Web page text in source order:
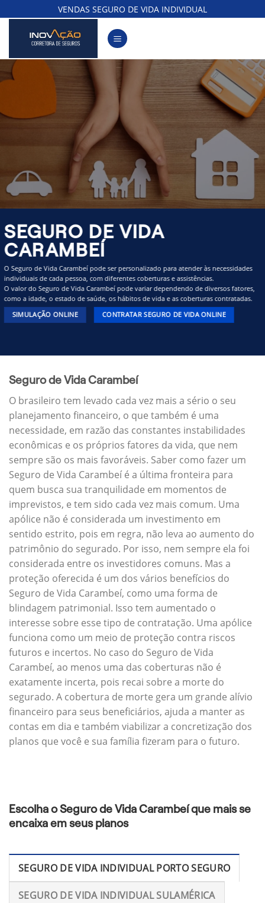
to
content
VENDAS SEGURO DE VIDA INDIVIDUAL
SEGURO DE VIDA
CARAMBEÍ
O Seguro de Vida Carambeí pode ser personalizado para atender às necessidades
individuais de cada pessoa, com diferentes coberturas e assistências.
O valor do Seguro de Vida Carambeí pode variar dependendo de diversos fatores,
como a idade, o estado de saúde, os hábitos de vida e as coberturas contratadas.
SIMULAÇÃO ONLINE CONTRATAR SEGURO DE VIDA ONLINE
Seguro de Vida Carambeí
O brasileiro tem levado cada vez mais a sério o seu
planejamento financeiro, o que também é uma
necessidade, em razão das constantes instabilidades
econômicas e os próprios fatores da vida, que nem
sempre são os mais favoráveis. Saber como fazer um
Seguro de Vida Carambeí é a última fronteira para
quem busca sua tranquilidade em momentos de
imprevistos, e tem sido cada vez mais comum. Uma
apólice não é considerada um investimento em
sentido estrito, pois em regra, não leva ao aumento do
patrimônio do segurado. Por isso, nem sempre ela foi
considerada entre os investidores comuns. Mas a
proteção oferecida é um dos vários benefícios do
Seguro de Vida Carambeí, como uma forma de
blindagem patrimonial. Isso tem aumentado o
interesse sobre esse tipo de contratação. Uma apólice
funciona como um meio de proteção contra riscos
futuros e incertos. No caso do Seguro de Vida
Carambeí, ao menos uma das coberturas não é
exatamente incerta, pois recai sobre a morte do
segurado. A cobertura de morte gera um grande alívio
financeiro para seus beneficiários, ajuda a manter as
contas em dia e também viabilizar a concretização dos
planos que você e sua família fizeram para o futuro.
Escolha o Seguro de Vida Carambeí que mais se
encaixa em seus planos
SEGURO DE VIDA INDIVIDUAL PORTO SEGURO
SEGURO DE VIDA INDIVIDUAL SULAMÉRICA